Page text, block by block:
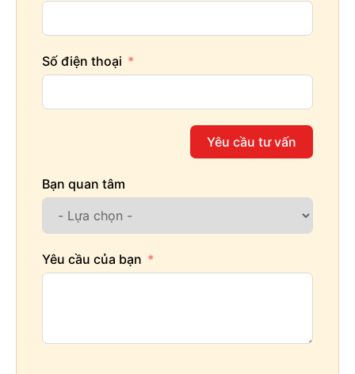
Số điện thoại
Yêu cầu tư vấn
Bạn quan tâm
Yêu cầu của bạn